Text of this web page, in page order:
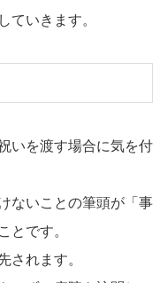
ていきます。
いを渡す場合に気を付
ないことの筆頭が「事
とです。
されます。